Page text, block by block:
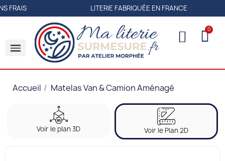
LITERIE FABRIQUÉE EN FRANCE
Accueil Matelas Van & Camion Aménagé
Voir le plan 3D Voir le Plan 2D